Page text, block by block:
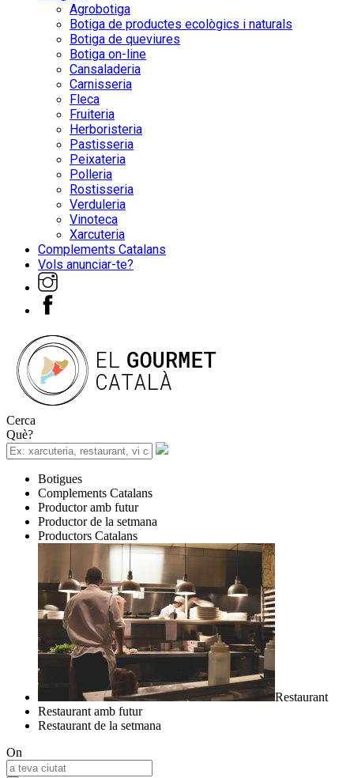
Agrobotiga
Botiga de productes ecològics i naturals
Botiga de queviures
Botiga on-line
Cansaladeria
Carnisseria
Fleca
Fruiteria
Herboristeria
Pastisseria
Peixateria
Polleria
Rostisseria
Verduleria
Vinoteca
Xarcuteria
Complements Catalans
Vols anunciar-te?
Cerca
Què?
Botigues
Complements Catalans
Productor amb futur
Productor de la setmana
Productors Catalans
Restaurant
Restaurant amb futur
Restaurant de la setmana
On